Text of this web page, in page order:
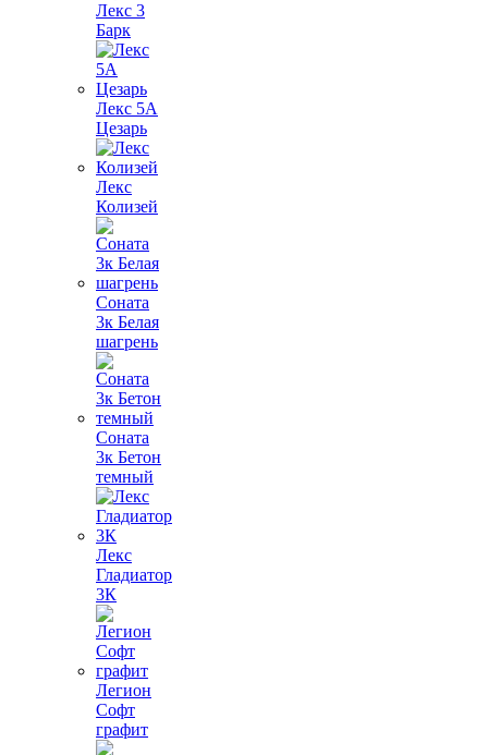
Лекс 3
Барк
Лекс 5А
Цезарь
Лекс
Колизей
Соната
3к Белая
шагрень
Соната
3к Бетон
темный
Лекс
Гладиатор
3К
Легион
Софт
графит